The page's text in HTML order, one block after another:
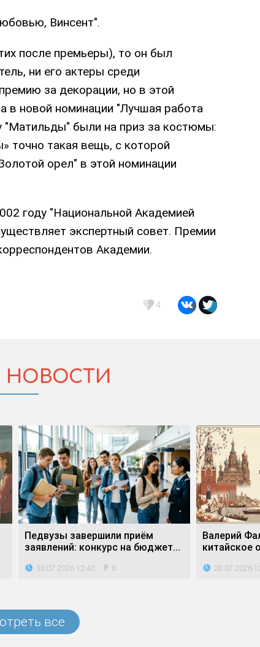
Винсент".
после премьеры), то он был
ни его актеры среди
за декорации, но в этой
в новой номинации "Лучшая работа
"Матильды" были на приз за костюмы:
точно такая вещь, с которой
орел" в этой номинации
году "Национальной Академией
экспертный совет. Премии
Академии.
4
НОВОСТИ
Педвузы завершили приём
заявлений: конкурс на бюджет...
30.07.2026 12:40 0
Валерий
китайское
28.07.2026
все